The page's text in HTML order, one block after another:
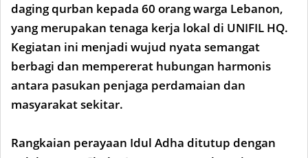
daging qurban kepada 60 orang warga Lebanon,
yang merupakan tenaga kerja lokal di UNIFIL HQ.
Kegiatan ini menjadi wujud nyata semangat
berbagi dan mempererat hubungan harmonis
antara pasukan penjaga perdamaian dan
masyarakat sekitar.
Rangkaian perayaan Idul Adha ditutup dengan